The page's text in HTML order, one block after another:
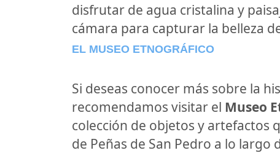
disfrutar de agua cristalina y
cámara para capturar la belleza
EL MUSEO ETNOGRÁFICO
Si deseas conocer más sobre la
recomendamos visitar el Museo
colección de objetos y artefactos
de Peñas de San Pedro a lo largo